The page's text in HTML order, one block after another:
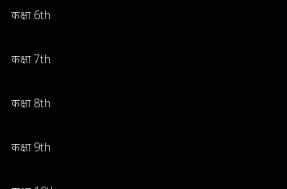
कक्षा 6th
कक्षा 7th
कक्षा 8th
कक्षा 9th